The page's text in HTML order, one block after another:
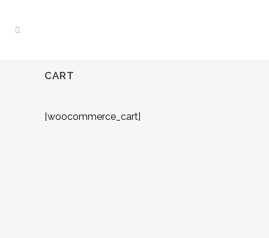
CART
[woocommerce_cart]